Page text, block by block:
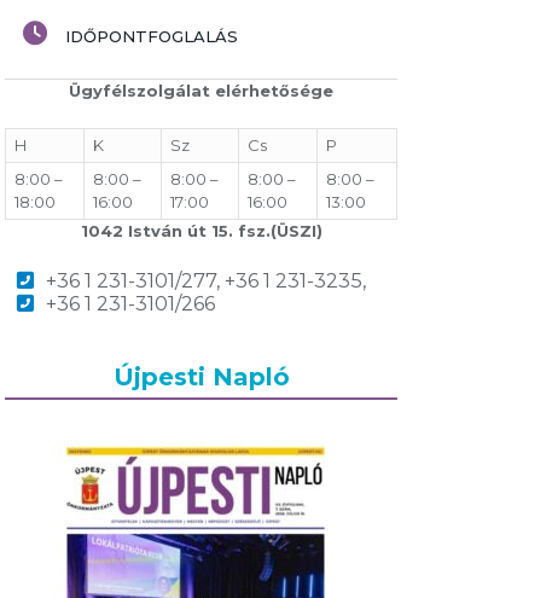
IDŐPONTFOGLALÁS
Ügyfélszolgálat elérhetősége
H K Sz Cs
P
8:00 –
18:00
8:00 –
16:00
8:00 –
17:00
8:00 –
16:00
8:00 –
13:00
1042 István út 15. fsz.(ÜSZI)
+36 1 231-3101/277, +36 1 231-3235,
+36 1 231-3101/266
Újpesti Napló